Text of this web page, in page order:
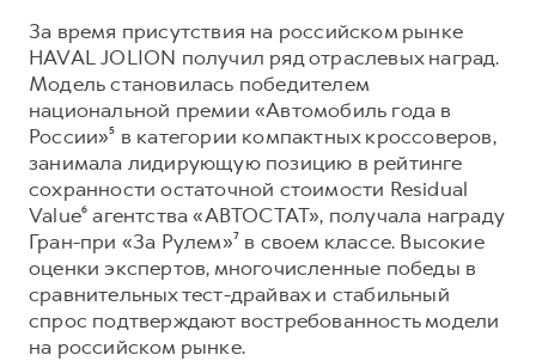
За время присутствия на российском рынке
HAVAL JOLION получил ряд отраслевых наград.
Модель становилась победителем
национальной премии «Автомобиль года в
России»⁵ в категории компактных кроссоверов,
занимала лидирующую позицию в рейтинге
сохранности остаточной стоимости Residual
Value⁶ агентства «АВТОСТАТ», получала награду
Гран-при «За Рулем»⁷ в своем классе. Высокие
оценки экспертов, многочисленные победы в
сравнительных тест-драйвах и стабильный
спрос подтверждают востребованность модели
на российском рынке.